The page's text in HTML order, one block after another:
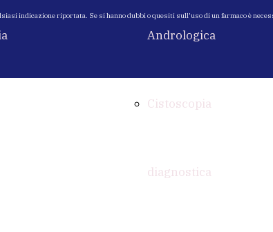
indicazione riportata. Se si hanno dubbi o quesiti sull'uso di un farmaco è
Andrologica
Cistoscopia
diagnostica